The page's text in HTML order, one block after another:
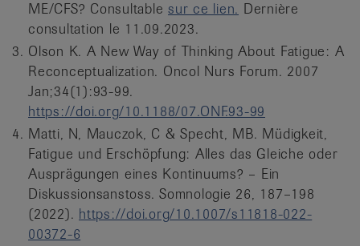
ME/CFS? Consultable sur ce lien. Dernière
consultation le 11.09.2023.
Olson K. A New Way of Thinking About Fatigue: A
Reconceptualization. Oncol Nurs Forum. 2007
Jan;34(1):93-99.
https://doi.org/10.1188/07.ONF.93-99
Matti, N, Mauczok, C & Specht, MB. Müdigkeit,
Fatigue und Erschöpfung: Alles das Gleiche oder
Ausprägungen eines Kontinuums? – Ein
Diskussionsanstoss. Somnologie 26, 187–198
(2022). https://doi.org/10.1007/s11818-022-
00372-6